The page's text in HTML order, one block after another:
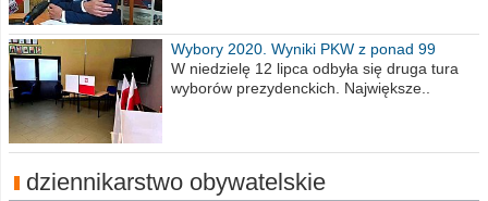
Wybory 2020. Wyniki PKW z ponad 99
procent obwodów
W niedzielę 12 lipca odbyła się druga tura
wyborów prezydenckich. Największe..
dziennikarstwo obywatelskie